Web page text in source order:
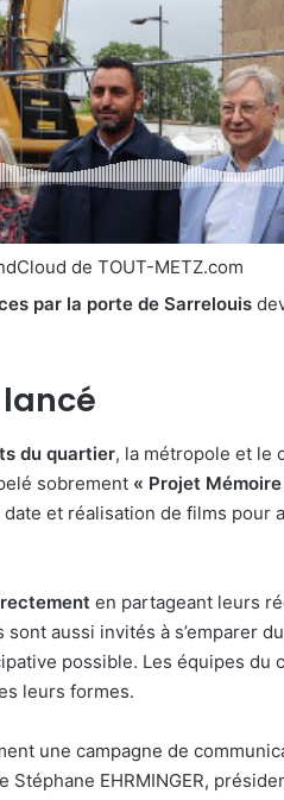
de TOUT-METZ.com
par la porte de Sarrelouis
lancé
du quartier, la métropole et le
sobrement « Projet Mémoire
et réalisation de films pour
en partageant leurs
aussi invités à s’emparer
possible. Les équipes du
leurs formes.
une campagne de
EHRMINGER,